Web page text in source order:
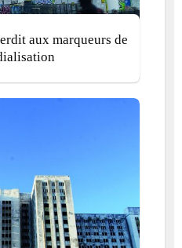
aux marqueurs de